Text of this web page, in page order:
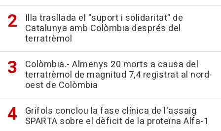
Illa trasllada el "suport i solidaritat" de
Catalunya amb Colòmbia després del
terratrèmol
Colòmbia.- Almenys 20 morts a causa del
terratrèmol de magnitud 7,4 registrat al nord-
oest de Colòmbia
Grifols conclou la fase clínica de l'assaig
SPARTA sobre el dèficit de la proteïna Alfa-1